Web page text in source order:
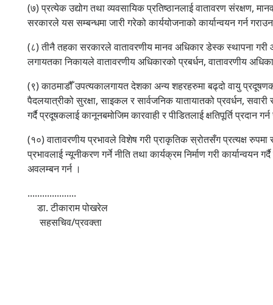
(७) प्रत्येक उद्योग तथा व्यवसायिक प्रतिष्ठानलाई वातावरण संरक्षण,
सरकारले यस सम्बन्धमा जारी गरेको कार्ययोजनाको कार्यान्वयन गर्न
(८) तीनै तहका सरकारले वातावरणीय मानव अधिकार डेस्क स्थापना गरी
लगायतका निकायले वातावरणीय अधिकारको प्रबर्धन, वातावरणीय
(९) काठमाडौँ उपत्यकालगायत देशका अन्य शहरहरुमा बढ्दो वायु
पैदलयात्रीको सुरक्षा, साइकल र सार्वजनिक यातायातको प्रवर्धन,
गर्दै प्रदूषकलाई कानूनबमोजिम कारवाही र पीडितलाई क्षतिपूर्ति प्रदान
(१०) वातावरणीय प्रभावले विशेष गरी प्राकृतिक स्रोतसँग प्रत्यक्ष
प्रभावलाई न्यूनीकरण गर्ने नीति तथा कार्यक्रम निर्माण गरी कार्यान्वयन
अवलम्बन गर्न ।
....................
डा. टीकाराम पोखरेल
सहसचिव/प्रवक्ता